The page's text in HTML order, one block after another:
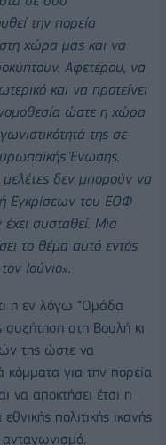
την πορεία
χώρα μας και να
Αφετέρου, να
και να προτείνει
ώστε η χώρα
της σε
Ένωσης.
μελέτες δεν μπορούν να
Εγκρίσεων του ΕΟΦ
έχει συσταθεί. Μια
το θέμα αυτό εντός
Ιούνιο».
η εν λόγω “Ομάδα
συζήτηση στη Βουλή κι
της ώστε να
κόμματα για την πορεία
να αποκτήσει έτσι η
πολιτικής ικανής
ανταγωνισμό.